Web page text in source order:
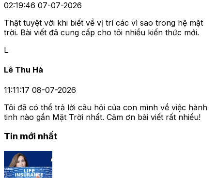
02:19:46 07-07-2026
Thật tuyệt vời khi biết về vị trí các vì sao trong hệ mặt
trời. Bài viết đã cung cấp cho tôi nhiều kiến thức mới.
L
Lê Thu Hà
11:11:17 08-07-2026
Tôi đã có thể trả lời câu hỏi của con mình về việc hành
tinh nào gần Mặt Trời nhất. Cảm ơn bài viết rất nhiều!
Tin mới nhất